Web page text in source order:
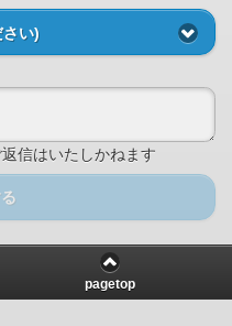
い)
信はいたしかねます
pagetop